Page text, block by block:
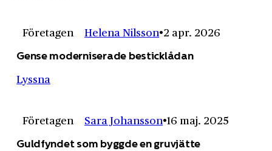
Företagen Helena Nilsson 2 apr. 2026
Gense moderniserade besticklådan
Lyssna
Företagen Sara Johansson 16 maj. 2025
Guldfyndet som byggde en gruvjätte